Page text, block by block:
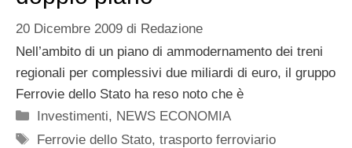
20 Dicembre 2009 di Redazione
Nell’ambito di un piano di ammodernamento dei treni
regionali per complessivi due miliardi di euro, il gruppo
Ferrovie dello Stato ha reso noto che è
Categorie
Investimenti, NEWS ECONOMIA
Tag
Ferrovie dello Stato,trasporto ferroviario